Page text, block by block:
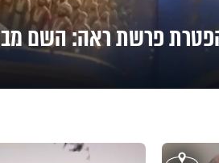
פרשת ראה: השם